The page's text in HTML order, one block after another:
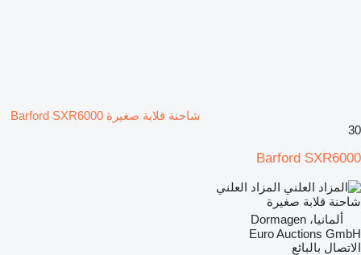
شاحنة قلابة صغيرة Barford SXR6000
30
Barford SXR6000
المزاد العلني
شاحنة قلابة صغيرة
ألمانيا، Dormagen
Euro Auctions GmbH
الاتصال بالبائع